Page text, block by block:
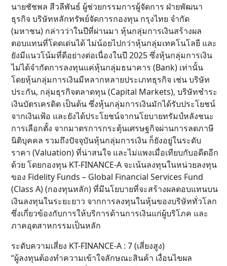
นายชัชพล สีวลีพันธ์ ผู้ช่วยกรรมการผู้จัดการ ฝ่ายพัฒนา
ธุรกิจ บริษัทหลักทรัพย์จัดการกองทุน กรุงไทย จำกัด
(มหาชน) กล่าวว่าในปีที่ผ่านมา หุ้นกลุ่มการเงินสร้างผล
ตอบแทนที่โดดเด่นได้ ไม่น้อยไปกว่าหุ้นกลุ่มเทคโนโลยี และ
ยังมีแนวโน้มที่ดีอย่างต่อเนื่องในปี 2025 ซึ่งหุ้นกลุ่มการเงิน
ไม่ได้จำกัดการลงทุนแค่หุ้นกลุ่มธนาคาร (Bank) เท่านั้น
โดยหุ้นกลุ่มการเงินมีหลากหลายประเภทธุรกิจ เช่น บริษัท
ประกัน, กลุ่มธุรกิจตลาดทุน (Capital Markets), บริษัทชำระ
เงินบัตรเครดิต เป็นต้น ซึ่งหุ้นกลุ่มการเงินมักได้รับประโยชน์
จากเงินเฟ้อ และยังได้ประโยชน์จากนโยบายทรัมป์หลังชนะ
การเลือกตั้ง จากมาตรการกระตุ้นเศรษฐกิจผ่านการลดภาษี
นิติบุคคล รวมถึงปัจจุบันหุ้นกลุ่มการเงิน ก็ยังอยู่ในระดับ
ราคา (Valuation) ที่น่าสนใจ และไม่แพงเมื่อเทียบกับอดีตอีก
ด้วย โดยกองทุน KT-FINANCE-A จะเน้นลงทุนในหน่วยลงทุน
ของ Fidelity Funds – Global Financial Services Fund
(Class A) (กองทุนหลัก) ที่มีนโยบายที่จะสร้างผลตอบแทนบน
เงินลงทุนในระยะยาว จากการลงทุนในหุ้นของบริษัททั่วโลก
ซึ่งเกี่ยวข้องกับการให้บริการด้านการเงินแก่ผู้บริโภค และ
ภาคอุตสาหกรรมเป็นหลัก
ระดับความเสี่ยง KT-FINANCE-A : 7 (เสี่ยงสูง)
“ผู้ลงทุนต้องทำความเข้าใจลักษณะสินค้า เงื่อนไขผล